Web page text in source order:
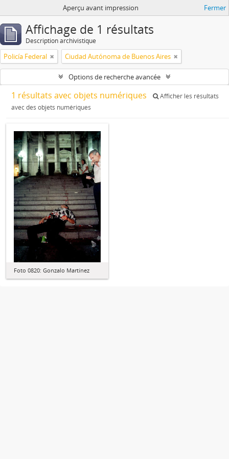
Aperçu avant impression Fermer
Affichage de 1 résultats
Description archivistique
Policía Federal Ciudad Autónoma de Buenos Aires
Options de recherche avancée
1 résultats avec objets numériques
Afficher les résultats
avec des objets numériques
Foto 0820: Gonzalo Martínez